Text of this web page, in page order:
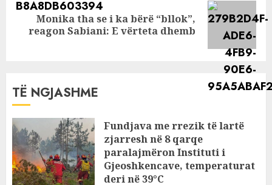
Next
post:
Monika tha se i ka bërë “bllok”,
reagon Sabiani: E vërteta dhemb
TË NGJASHME
Fundjava me rrezik të lartë
zjarresh në 8 qarqe
paralajmëron Instituti i
Gjeoshkencave, temperaturat
deri në 39°C